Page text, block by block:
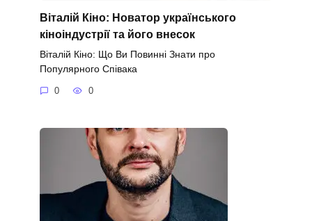
Віталій Кіно: Новатор українського
кіноіндустрії та його внесок
Віталій Кіно: Що Ви Повинні Знати про
Популярного Співака
0 0